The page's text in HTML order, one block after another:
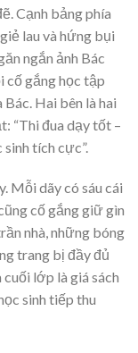
Cạnh bảng phía
lau và hứng bụi
ngắn ảnh Bác
cố gắng học tập
Hai bên là hai
“Thi đua dạy tốt –
tích cực”.
Mỗi dãy có sáu cái
cố gắng giữ gìn
nhà, những bóng
trang bị đầy đủ
cuối lớp là giá sách
sinh tiếp thu